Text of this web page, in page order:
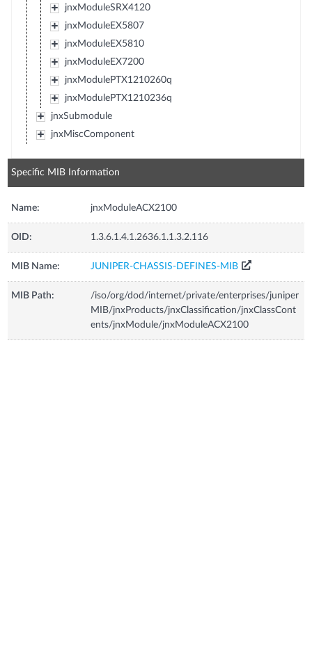
jnxModuleSRX4120
jnxModuleEX5807
jnxModuleEX5810
jnxModuleEX7200
jnxModulePTX1210260q
jnxModulePTX1210236q
jnxSubmodule
jnxMiscComponent
Specific MIB Information
Name: jnxModuleACX2100
OID: 1.3.6.1.4.1.2636.1.1.3.2.116
MIB Name: JUNIPER-CHASSIS-DEFINES-MIB
MIB Path:
/iso/org/dod/internet/private/enterprises/juniper
MIB/jnxProducts/jnxClassification/jnxClassCont
ents/jnxModule/jnxModuleACX2100